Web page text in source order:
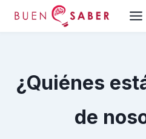
Saltar
¿Quiénes
de